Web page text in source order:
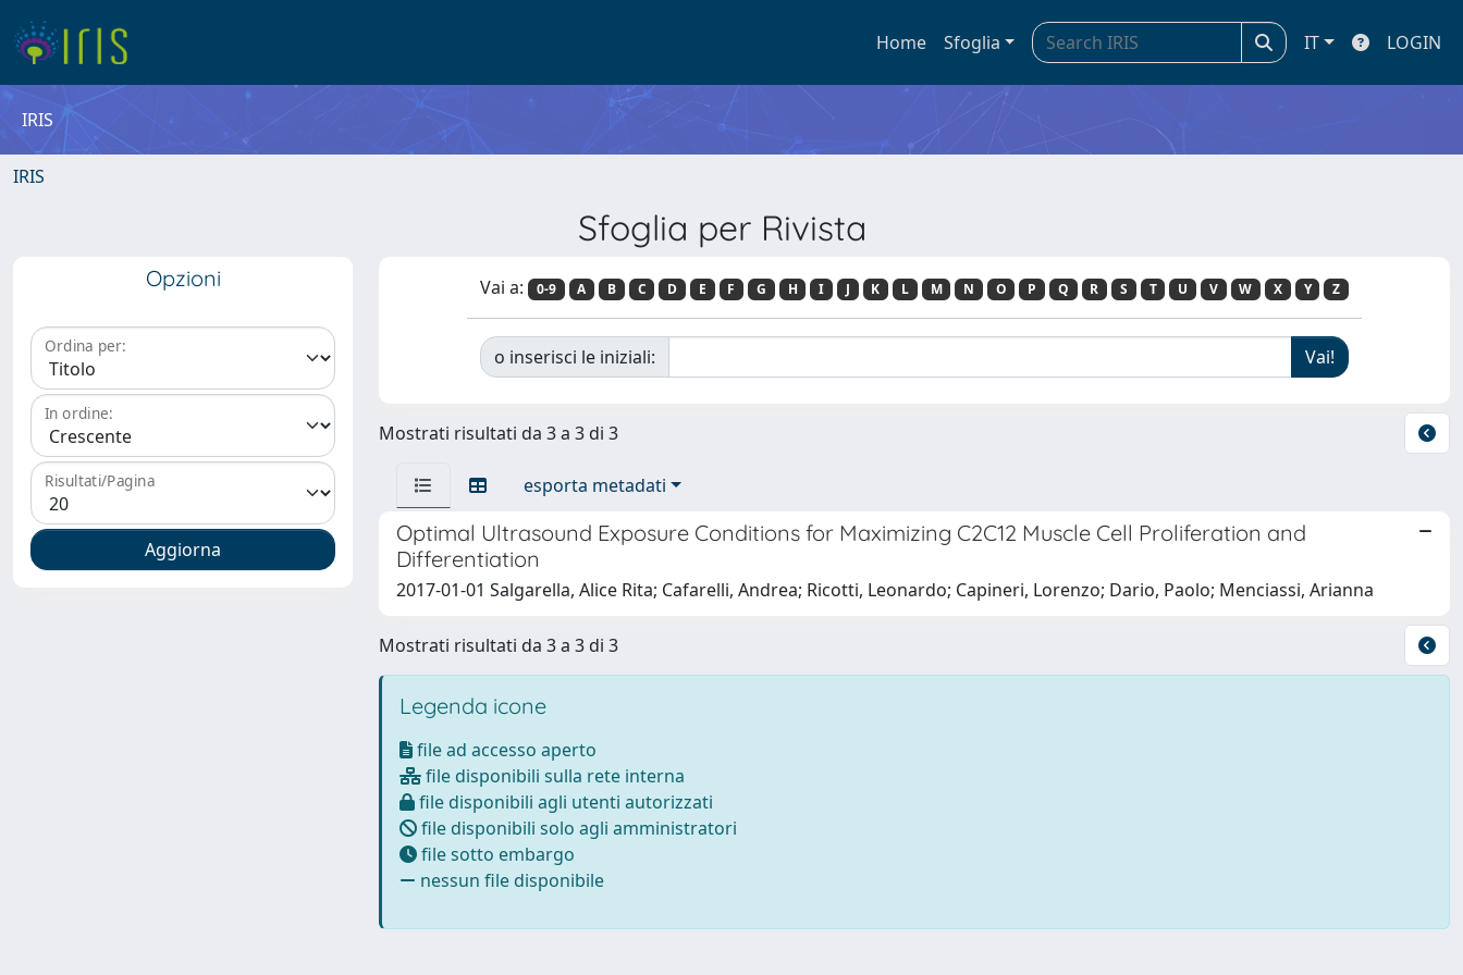
Home Sfoglia IT LOGIN
IRIS
IRIS
Sfoglia per Rivista
Opzioni
Ordina per:
In ordine:
Risultati/Pagina
Vai a: 0-9 A B C D E F G H I J K L M N O P Q R S T U V W X Y Z
o inserisci le iniziali:
Mostrati risultati da 3 a 3 di 3
esporta metadati
Optimal Ultrasound Exposure Conditions for Maximizing C2C12 Muscle Cell Proliferation and
Differentiation
2017-01-01 Salgarella, Alice Rita; Cafarelli, Andrea; Ricotti, Leonardo; Capineri, Lorenzo; Dario, Paolo; Menciassi, Arianna
Mostrati risultati da 3 a 3 di 3
Legenda icone
file ad accesso aperto
file disponibili sulla rete interna
file disponibili agli utenti autorizzati
file disponibili solo agli amministratori
file sotto embargo
nessun file disponibile